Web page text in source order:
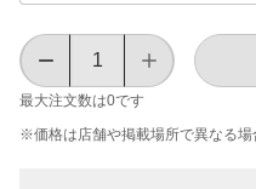
最大注文数は0です
※価格は​店舗や​掲載場所で​異なる​場